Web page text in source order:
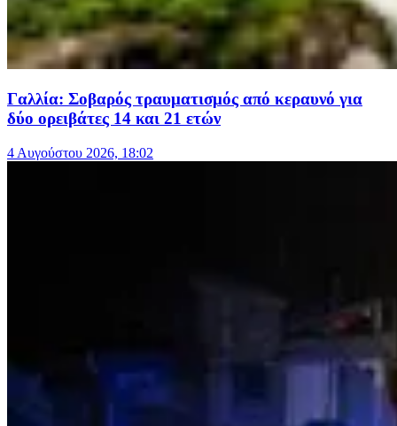
Γαλλία: Σοβαρός τραυματισμός από κεραυνό για
δύο ορειβάτες 14 και 21 ετών
4 Αυγούστου 2026, 18:02